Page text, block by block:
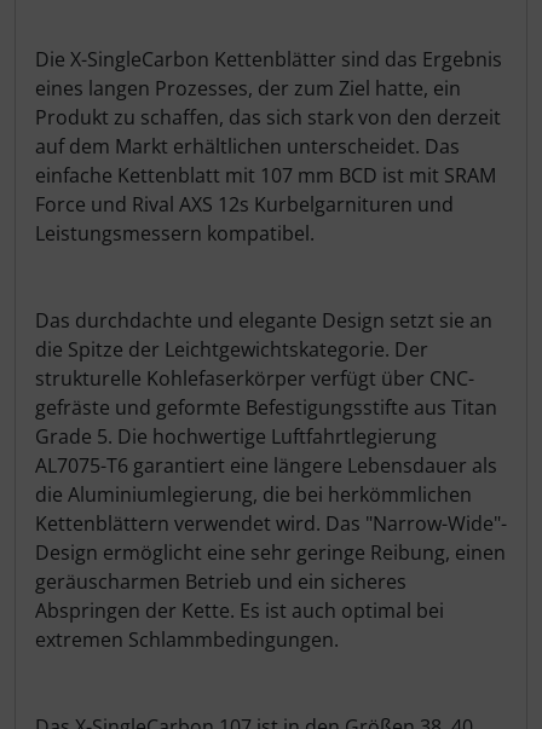
Die X-SingleCarbon Kettenblätter sind das Ergebnis
eines langen Prozesses, der zum Ziel hatte, ein
Produkt zu schaffen, das sich stark von den derzeit
auf dem Markt erhältlichen unterscheidet. Das
einfache Kettenblatt mit 107 mm BCD ist mit SRAM
Force und Rival AXS 12s Kurbelgarnituren und
Leistungsmessern kompatibel.
Das durchdachte und elegante Design setzt sie an
die Spitze der Leichtgewichtskategorie. Der
strukturelle Kohlefaserkörper verfügt über CNC-
gefräste und geformte Befestigungsstifte aus Titan
Grade 5. Die hochwertige Luftfahrtlegierung
AL7075-T6 garantiert eine längere Lebensdauer als
die Aluminiumlegierung, die bei herkömmlichen
Kettenblättern verwendet wird. Das "Narrow-Wide"-
Design ermöglicht eine sehr geringe Reibung, einen
geräuscharmen Betrieb und ein sicheres
Abspringen der Kette. Es ist auch optimal bei
extremen Schlammbedingungen.
OPEN Cycle
Optimize
Pinarello
Pirelli
Prologo
Quarq
React
Reserve
Rotor